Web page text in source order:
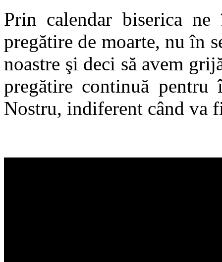
Prin calendar biserica
pregătire de moarte, nu în
noastre şi deci să avem
pregătire continuă pentru
Nostru, indiferent când va